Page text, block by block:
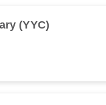
(YYC)